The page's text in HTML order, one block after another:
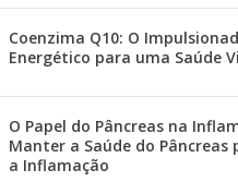
Coenzima Q10: O
Energético para uma Saúde
O Papel do Pâncreas na
Manter a Saúde do Pâncreas
a Inflamação